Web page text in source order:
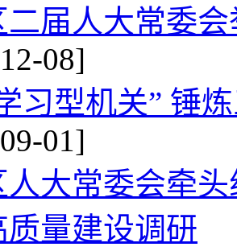
二届人大常委
08]
习型机关” 锤
01]
人大常委会牵
质量建设调研